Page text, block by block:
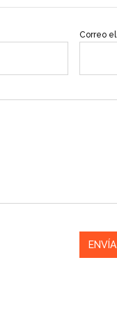
Correo